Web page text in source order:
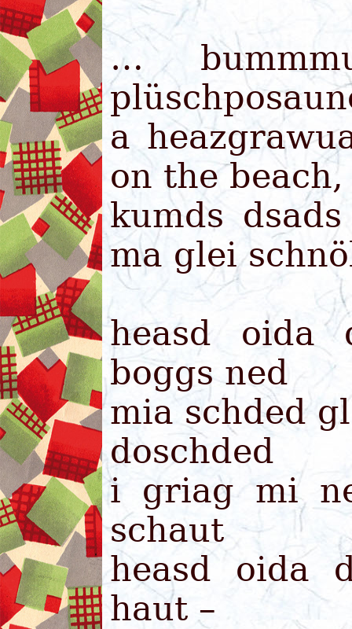
…
a
on the
kumds
ma glei
heasd oida
boggs ned
mia schded
doschded
i griag mi
schaut
heasd oida
haut –